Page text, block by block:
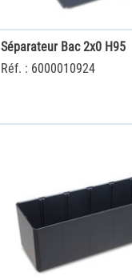
Séparateur Bac 2x0 H95
Réf. : 6000010924